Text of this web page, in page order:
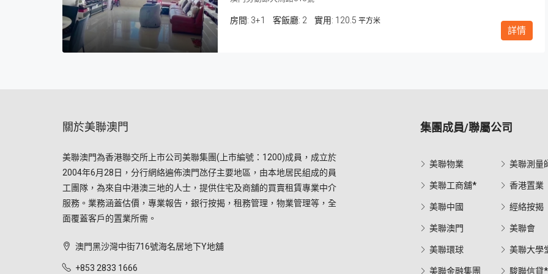
房間: 3+1 客飯廳: 2 120.5 平方米
詳情
關於美聯澳門
美聯澳門為香港聯交所上市公司美聯集團(上市編號：1200)成員，成立於
2004年6月28日，分行網絡遍佈澳門氹仔主要地區，由本地居民組成的員
工團隊，為來自中港澳三地的人士，提供住宅及商舖的買賣租賃專業中介
服務。業務涵蓋估價，專業報告，銀行按揭，租務管理，物業管理等，全
面覆蓋客戶的置業所需。
澳門黑沙灣中街716號海名居地下Y地舖
+853 2833 1666
集團成員/聯屬公司
美聯物業
美聯工商舖*
美聯中國
美聯澳門
美聯環球
美聯金融集團
美聯測量
香港置業
經絡按揭
美聯會
美聯大學
駿聯信貸*